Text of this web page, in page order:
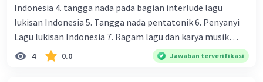
Indonesia 4. tangga nada pada bagian interlude lagu
lukisan Indonesia 5. Tangga nada pentatonik 6. Penyanyi
Lagu lukisan Indonesia 7. Ragam lagu dan karya musik
tradisional 8. Ragam lagu dan karya musik tradisional 9.
fungsi musik di indonesia 10. Ragam lagu dan karya musik
4 0.0 Jawaban terverifikasi